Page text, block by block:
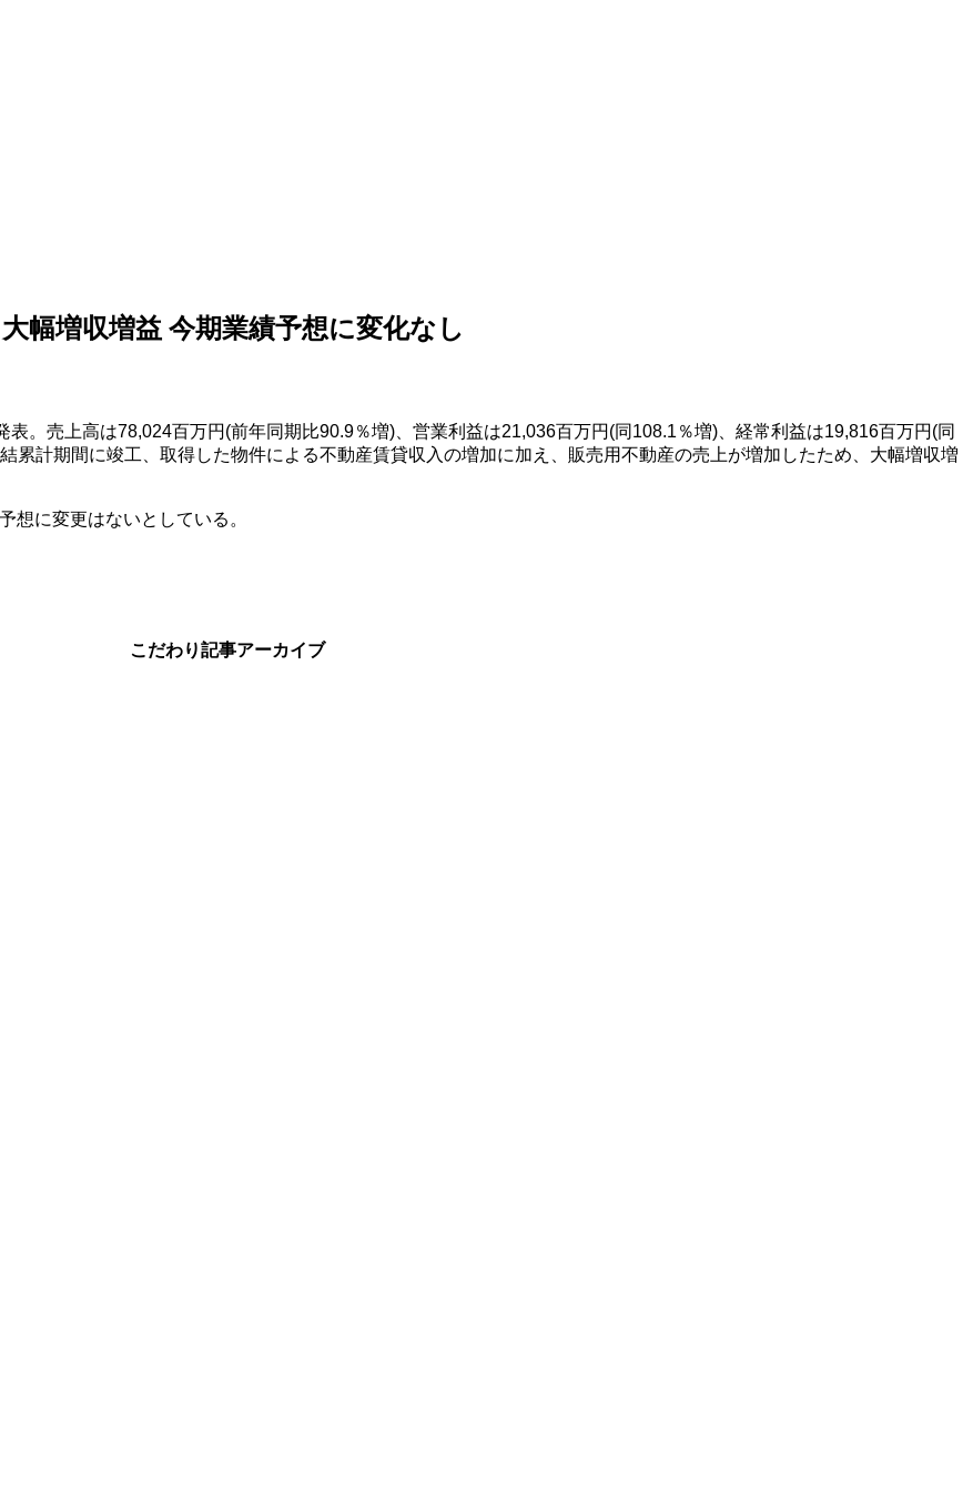
幅増収増益 今期業績予想に変化なし
表。売上高は78,024百万円 (前年同期比90.9％増) 、営業利益は21,036百万円 (同 108.1 ％増) 、経常利益は19,816百万円 (同
累計期間に竣工、取得した物件による不動産賃貸収入の増加に加え、販売用不動産の売上が増加したため、大幅増収増
想に変更はないとしている。
こだわり記事アーカイブ